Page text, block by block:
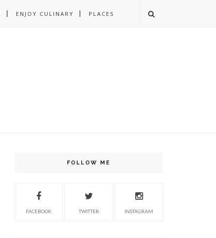
ENJOY CULINARY PLACES
FOLLOW ME
FACEBOOK TWITTER INSTAGRAM